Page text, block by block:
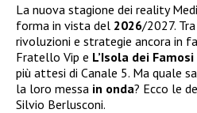
La nuova stagione dei reality
forma in vista del 2026/2027.
rivoluzioni e strategie ancora in
Fratello Vip e L’Isola dei Famosi
più attesi di Canale 5. Ma quale
la loro messa in onda? Ecco le
Silvio Berlusconi.